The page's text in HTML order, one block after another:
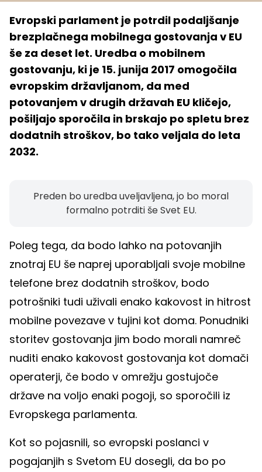
Evropski parlament je potrdil podaljšanje
brezplačnega mobilnega gostovanja v EU
še za deset let. Uredba o mobilnem
gostovanju, ki je 15. junija 2017 omogočila
evropskim državljanom, da med
potovanjem v drugih državah EU kličejo,
pošiljajo sporočila in brskajo po spletu brez
dodatnih stroškov, bo tako veljala do leta
2032.
Preden bo uredba uveljavljena, jo bo moral
formalno potrditi še Svet EU.
Poleg tega, da bodo lahko na potovanjih
znotraj EU še naprej uporabljali svoje mobilne
telefone brez dodatnih stroškov, bodo
potrošniki tudi uživali enako kakovost in hitrost
mobilne povezave v tujini kot doma. Ponudniki
storitev gostovanja jim bodo morali namreč
nuditi enako kakovost gostovanja kot domači
operaterji, če bodo v omrežju gostujoče
države na voljo enaki pogoji, so sporočili iz
Evropskega parlamenta.
Kot so pojasnili, so evropski poslanci v
pogajanjih s Svetom EU dosegli, da bo po